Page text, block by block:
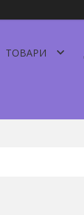
ТОВАРИ